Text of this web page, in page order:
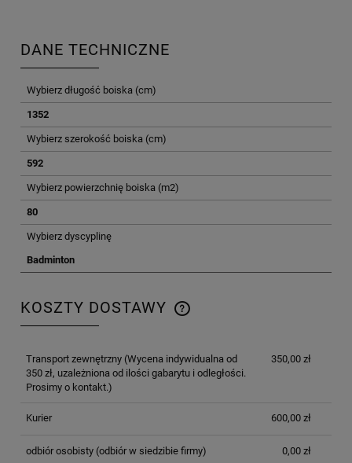
DANE TECHNICZNE
Wybierz długość boiska (cm)
1352
Wybierz szerokość boiska (cm)
592
Wybierz powierzchnię boiska (m2)
80
Wybierz dyscyplinę
Badminton
KOSZTY DOSTAWY
CENA NIE ZAWIERA EWENTUALNYCH KOSZTÓW
Transport zewnętrzny(Wycena indywidualna od
350 zł, uzależniona od ilości gabarytu i odległości.
Prosimy o kontakt.)
350,00 zł
Kurier 600,00 zł
odbiór osobisty(odbiór w siedzibie firmy) 0,00 zł